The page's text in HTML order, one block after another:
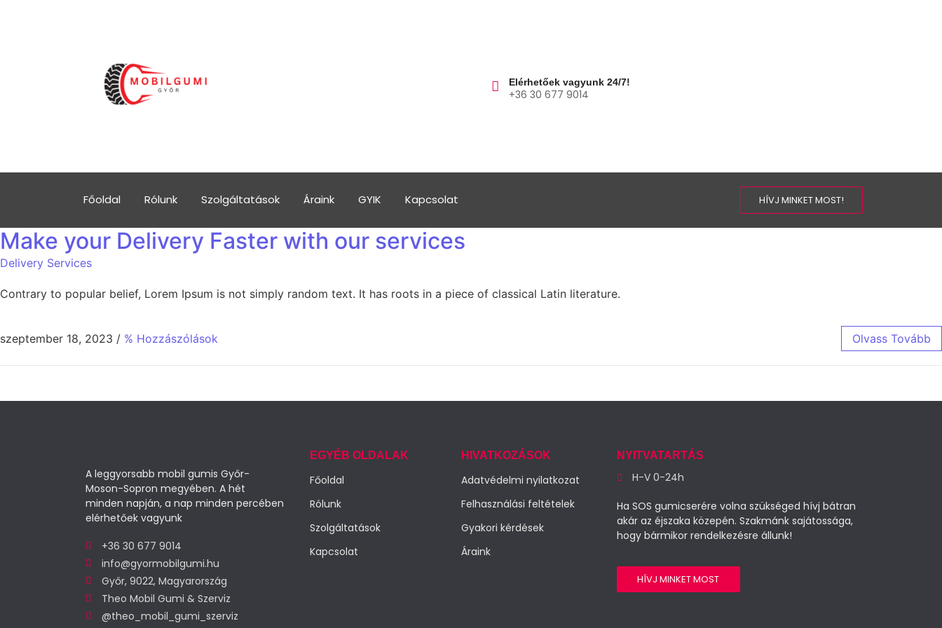
Elérhetőek vagyunk 24/7!
+36 30 677 9014
Főoldal Rólunk Szolgáltatások Áraink GYIK Kapcsolat HÍVJ MINKET MOST!
Make your Delivery Faster with our services
Delivery Services
Contrary to popular belief, Lorem Ipsum is not simply random text. It has roots in a piece of classical Latin literature.
szeptember 18, 2023 / % Hozzászólások Olvass Tovább
A leggyorsabb mobil gumis Győr-
Moson-Sopron megyében. A hét
minden napján, a nap minden percében
elérhetőek vagyunk
+36 30 677 9014
info@gyormobilgumi.hu
Győr, 9022, Magyarország
Theo Mobil Gumi & Szerviz
@theo_mobil_gumi_szerviz
EGYÉB OLDALAK
Főoldal
Rólunk
Szolgáltatások
Kapcsolat
HIVATKOZÁSOK
Adatvédelmi nyilatkozat
Felhasználási feltételek
Gyakori kérdések
Áraink
NYITVATARTÁS
H-V 0-24h
Ha SOS gumicserére volna szükséged hívj bátran
akár az éjszaka közepén. Szakmánk sajátossága,
hogy bármikor rendelkezésre állunk!
HÍVJ MINKET MOST